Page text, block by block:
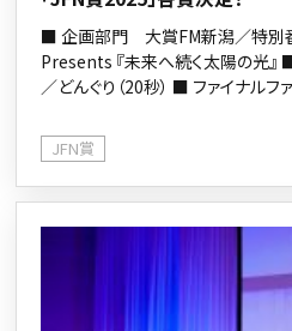
■ 企画部門 大賞FM新潟／特別
Presents 『未来へ続く太陽の光
／どんぐり（20秒） ■ ファイナル
JFN賞